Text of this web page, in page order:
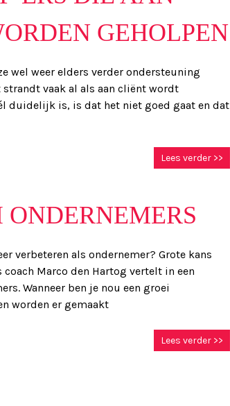
GEHOLPEN
wel weer elders verder ondersteuning
vaak al als aan cliënt wordt
duidelijk is, is dat het niet goed gaat en dat
Lees verder >>
verbeteren als ondernemer? Grote kans
Marco den Hartog vertelt in een
Wanneer ben je nou een groei
worden er gemaakt
Lees verder >>